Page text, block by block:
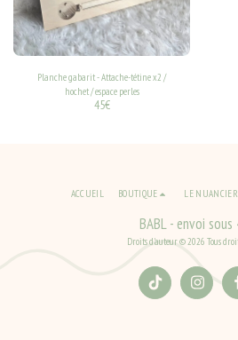
Planche gabarit - Attache-tétine x2 /
hochet / espace perles
45€
BABL - envoi sous
Droits d'auteur © 2026 Tous
ACCUEIL BOUTIQUE LE NUANCIER